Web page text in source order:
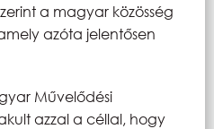
a magyar közösség
azóta jelentősen
Művelődési
azzal a céllal, hogy